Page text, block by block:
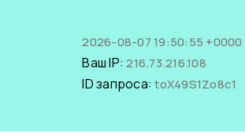
2026-08-07 19:50:55 +0000
Ваш IP:216.73.216.108
ID запроса:toX49S1Zo8c1